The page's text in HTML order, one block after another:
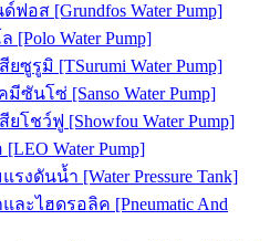
อส [Grundfos Water Pump]
[Polo Water Pump]
ซูรูมิ [TSurumi Water Pump]
ซันโซ่ [Sanso Water Pump]
โชว์ฟู [Showfou Water Pump]
Water Pump]
งดันน้ำ [Water Pressure Tank]
ะไฮดรอลิค [Pneumatic And